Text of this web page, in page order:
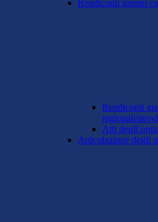
Rendiconti gruppi
Rendiconti
regionali/
Atti degli
Articolazione degli